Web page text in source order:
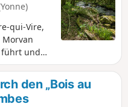
qui-Vire,
und
Abtei
Saint-
Saint-den „Bois au